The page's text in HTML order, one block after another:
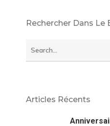
Rechercher Dans Le
Articles Récents